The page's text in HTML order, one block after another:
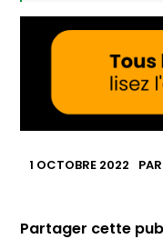
1 OCTOBRE 2022 PAR
Partager cette